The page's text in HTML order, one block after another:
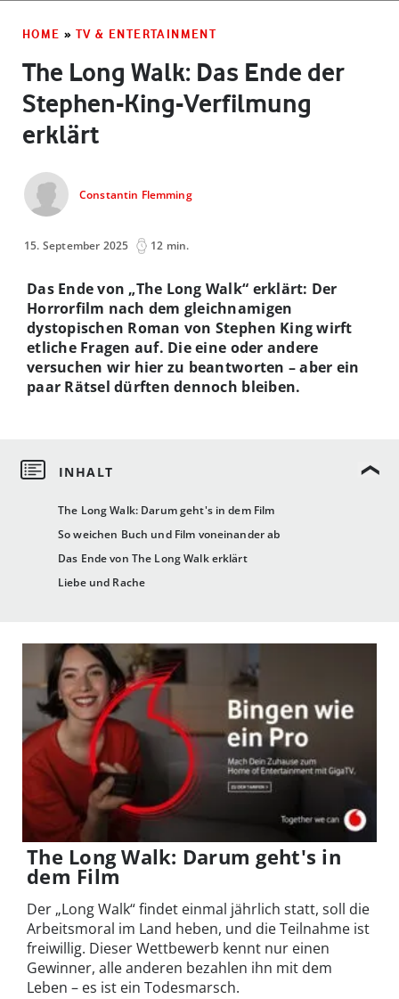
HOME » TV & ENTERTAINMENT
The Long Walk: Das Ende der
Stephen-King-Verfilmung
erklärt
Constantin Flemming
15. September 2025 12 min.
The Long Walk: Darum geht's in dem Film
So weichen Buch und Film voneinander ab
Das Ende von The Long Walk erklärt
Liebe und Rache
Das Ende von „The Long Walk“ erklärt: Der
Horrorfilm nach dem gleichnamigen
dystopischen Roman von Stephen King wirft
etliche Fragen auf. Die eine oder andere
versuchen wir hier zu beantworten – aber ein
paar Rätsel dürften dennoch bleiben.
The Long Walk: Darum geht's in
dem Film
Der „Long Walk“ findet einmal jährlich statt, soll die
Arbeitsmoral im Land heben, und die Teilnahme ist
freiwillig. Dieser Wettbewerb kennt nur einen
Gewinner, alle anderen bezahlen ihn mit dem
Leben – es ist ein Todesmarsch.